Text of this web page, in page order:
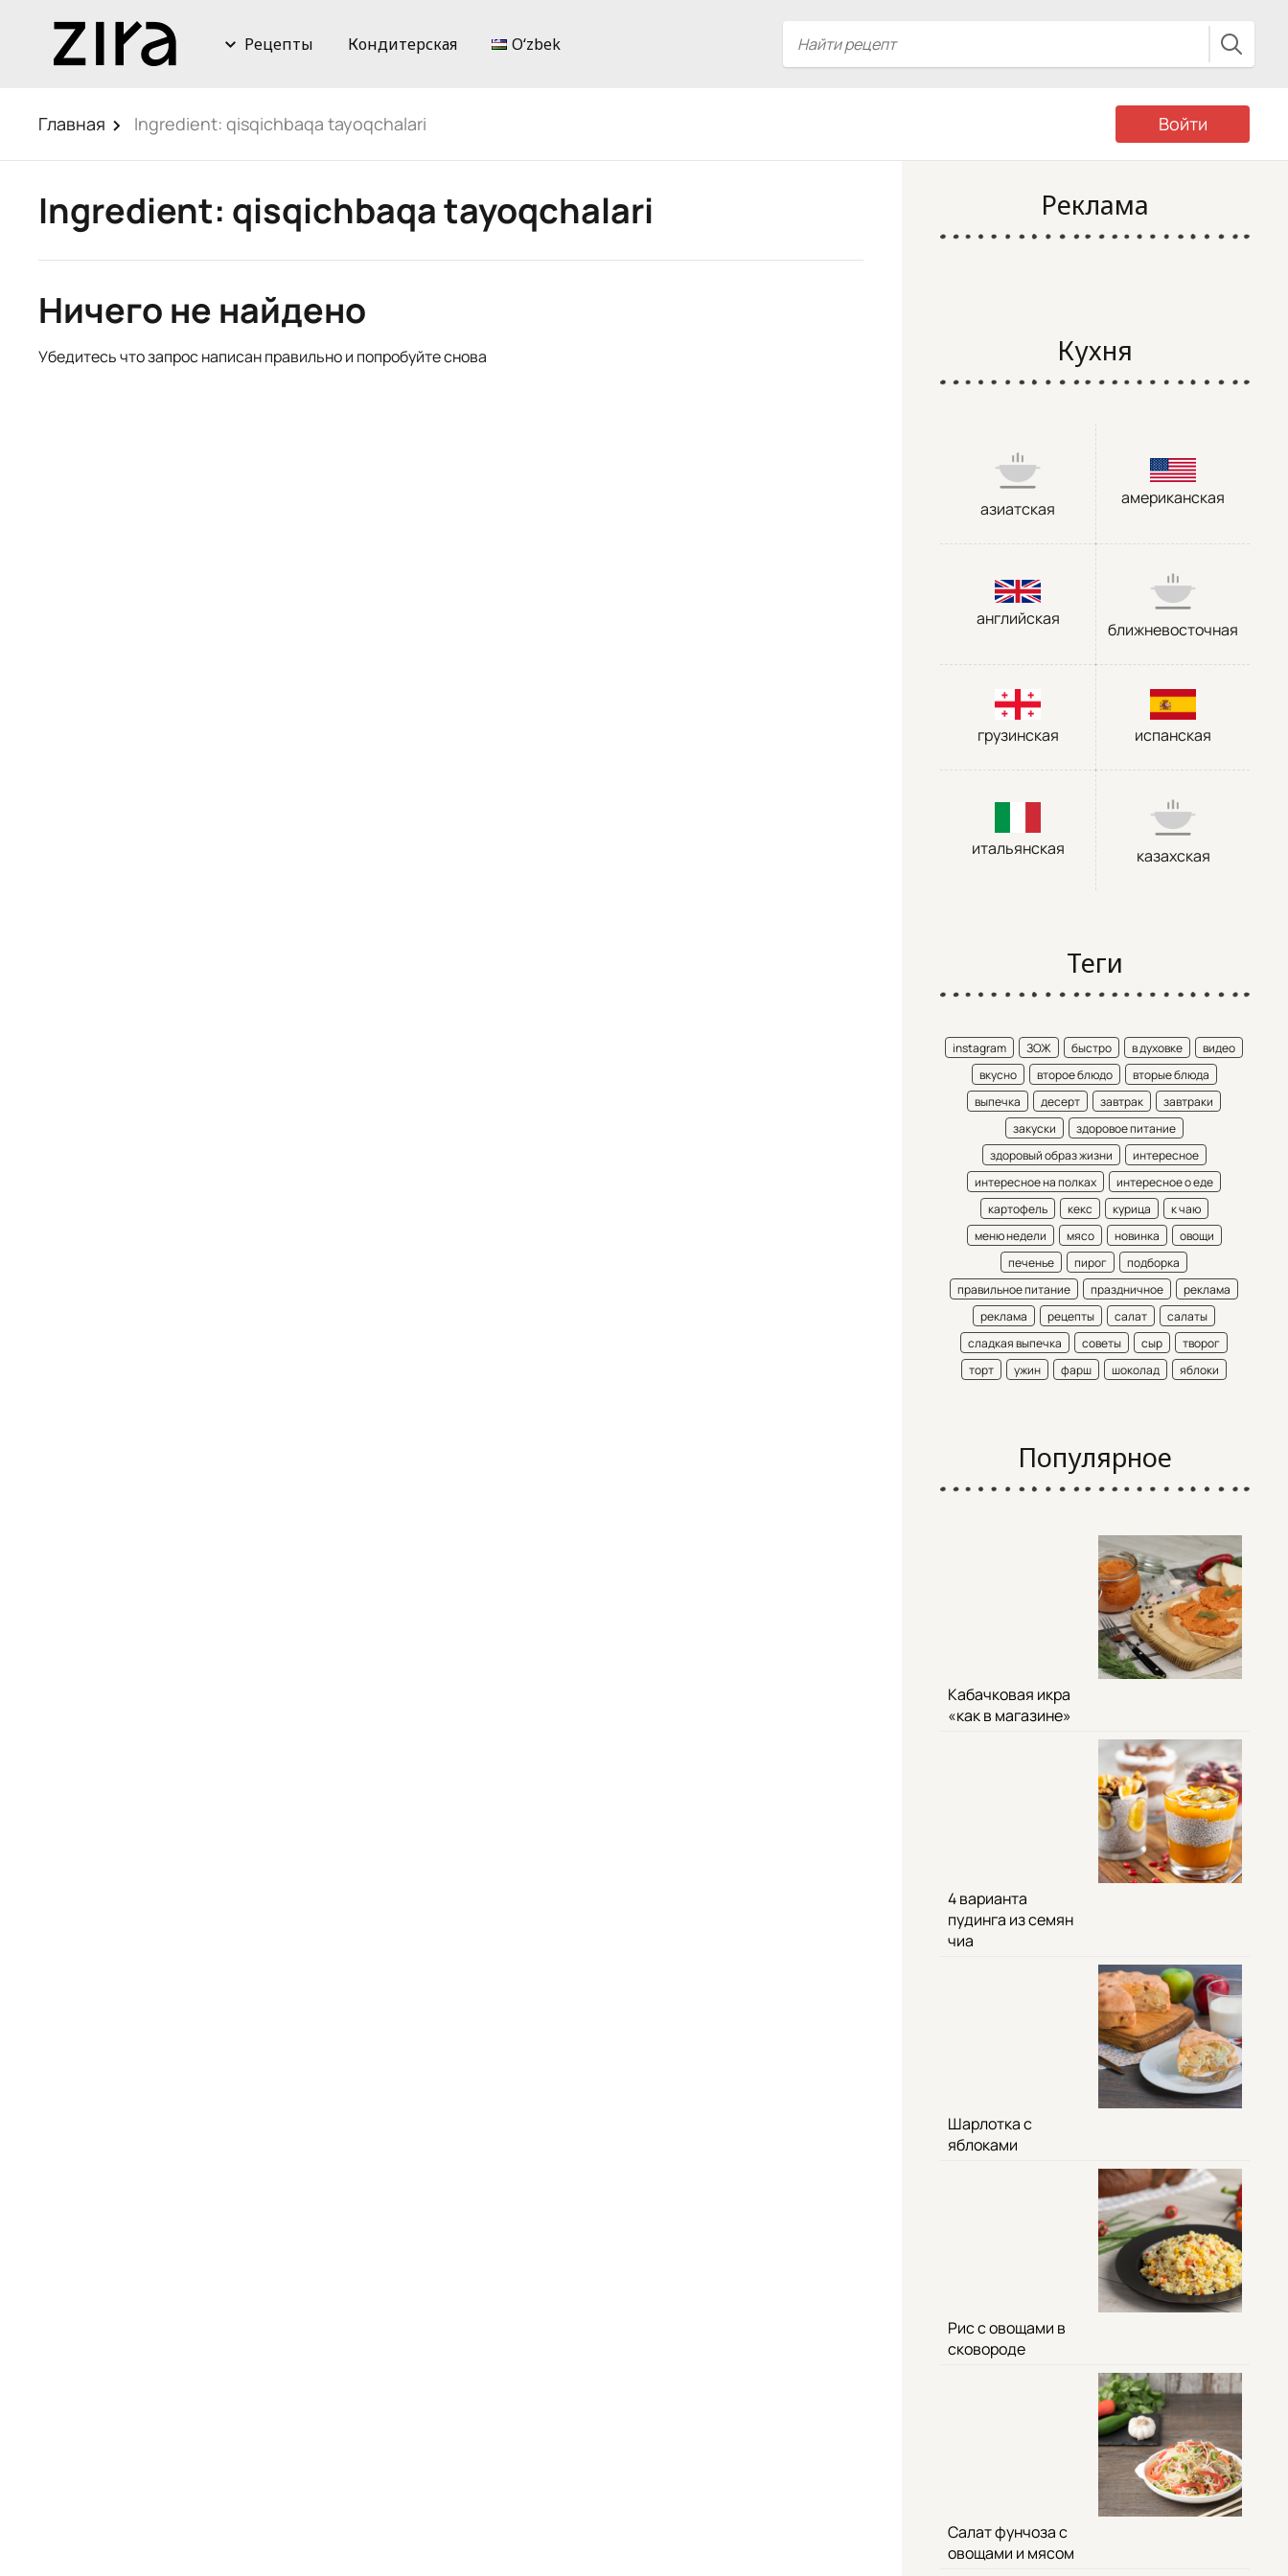
Рецепты Кондитерская Oʻzbek
Главная Ingredient: qisqichbaqa tayoqchalari Войти
Ingredient: qisqichbaqa tayoqchalari
Ничего не найдено
Убедитесь что запрос написан правильно и попробуйте снова
Реклама
Кухня
азиатская
американская
английская
ближневосточная
грузинская испанская
итальянская казахская
Теги
instagram ЗОЖ быстро в духовке
видео
вкусно
второе блюдо
вторые блюда
выпечка
десерт завтрак
завтраки
закуски
здоровое питание
здоровый образ жизни
интересное
интересное на полках
интересное о еде
картофель
кекс курица
к чаю
меню недели
мясо новинка
овощи
печенье
пирог
подборка
правильное питание
праздничное
реклама
реклама
рецепты салат
салаты
сладкая выпечка
советы сыр
творог
торт
ужин фарш шоколад яблоки
Популярное
Кабачковая икра
«как в магазине»
4 варианта
пудинга из семян
чиа
Шарлотка с
яблоками
Рис с овощами в
сковороде
Салат фунчоза с
овощами и мясом